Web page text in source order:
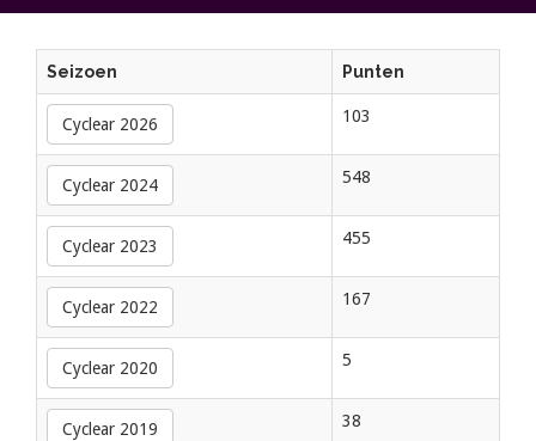
Seizoen Punten
Cyclear 2026 103
Cyclear 2024 548
Cyclear 2023 455
Cyclear 2022 167
Cyclear 2020 5
Cyclear 2019 38